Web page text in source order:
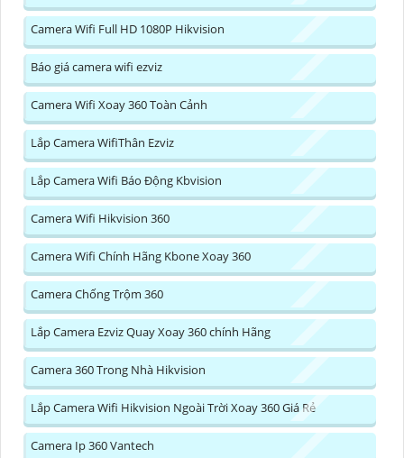
Camera Wifi Full HD 1080P Hikvision
Báo giá camera wifi ezviz
Camera Wifi Xoay 360 Toàn Cảnh
Lắp Camera WifiThân Ezviz
Lắp Camera Wifi Báo Động Kbvision
Camera Wifi Hikvision 360
Camera Wifi Chính Hãng Kbone Xoay 360
Camera Chống Trộm 360
Lắp Camera Ezviz Quay Xoay 360 chính Hãng
Camera 360 Trong Nhà Hikvision
Lắp Camera Wifi Hikvision Ngoài Trời Xoay 360 Giá Rẻ
Camera Ip 360 Vantech